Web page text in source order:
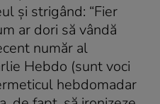
și strigând: “Fier
ar dori să vândă
număr al
Hebdo (sunt voci
hebdomadar